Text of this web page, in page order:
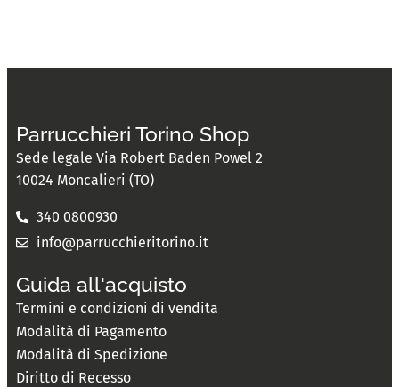
Parrucchieri Torino Shop
Sede legale Via Robert Baden Powel 2
10024 Moncalieri (TO)
340 0800930
info@parrucchieritorino.it
Guida all'acquisto
Termini e condizioni di vendita
Modalità di Pagamento
Modalità di Spedizione
Diritto di Recesso